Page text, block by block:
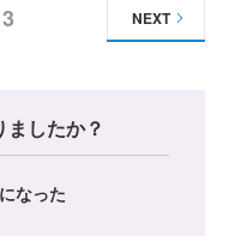
3 NEXT
ましたか？
なった